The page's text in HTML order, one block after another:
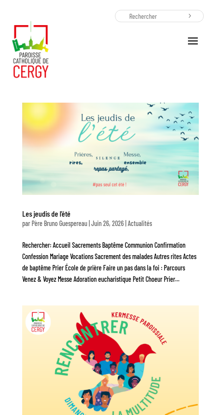
Les jeudis de l’été
par Père Bruno Guespereau| Juin 26, 2026| Actualités
Rechercher: Accueil Sacrements Baptême Communion Confirmation
Confession Mariage Vocations Sacrement des malades Autres rites Actes
de baptême Prier École de prière Faire un pas dans la foi : Parcours
Venez & Voyez Messe Adoration eucharistique Petit Choeur Prier...